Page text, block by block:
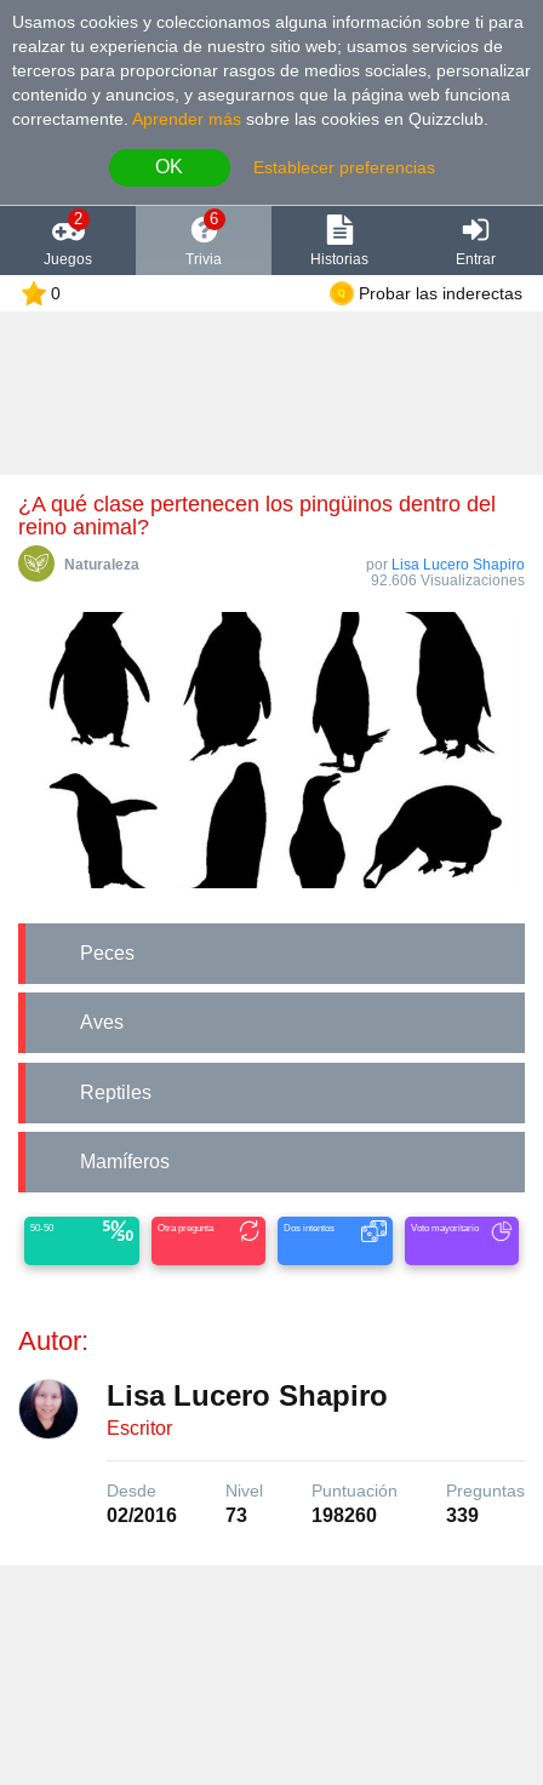
Usamos cookies y coleccionamos alguna información sobre ti para
realzar tu experiencia de nuestro sitio web; usamos servicios de
terceros para proporcionar rasgos de medios sociales, personalizar
contenido y anuncios, y asegurarnos que la página web funciona
correctamente. Aprender más sobre las cookies en Quizzclub.
OK Establecer preferencias
2
Juegos
6
Trivia Historias Entrar
0 Probar las inderectas
¿A qué clase pertenecen los pingüinos dentro del
reino animal?
Naturaleza por Lisa Lucero Shapiro
92.606 Visualizaciones
Peces
Aves
Reptiles
Mamíferos
50-50 Otra pregunta Dos intentos Voto mayoritario
Autor:
Lisa Lucero Shapiro
Escritor
Desde
02/2016
Nivel
73
Puntuación
198260
Preguntas
339